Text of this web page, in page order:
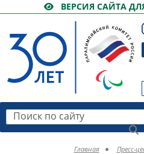
ВЕРСИЯ САЙТА
Поиск по сайту
Главная Пресс-